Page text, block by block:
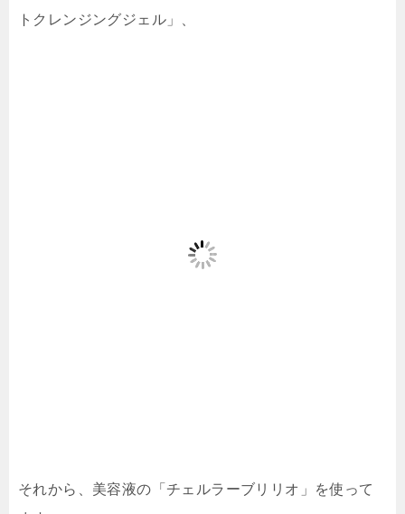
トクレンジングジェル」、
それから、美容液の「チェルラーブリリオ」を使って